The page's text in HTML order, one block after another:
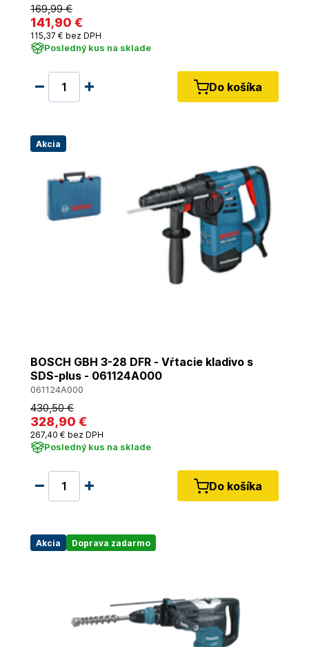
169,99 €
141,90 €
115,37 € bez DPH
Posledný kus na sklade
Do košíka
Akcia
BOSCH GBH 3-28 DFR - Vŕtacie kladivo s
SDS-plus - 061124A000
061124A000
430,50 €
328,90 €
267,40 € bez DPH
Posledný kus na sklade
Do košíka
Akcia Doprava zadarmo